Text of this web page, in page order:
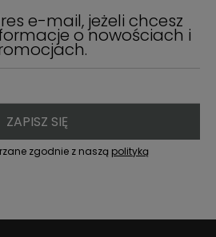
e-mail, jeżeli chcesz
o nowościach i
ZAPISZ SIĘ
zgodnie z naszą polityką